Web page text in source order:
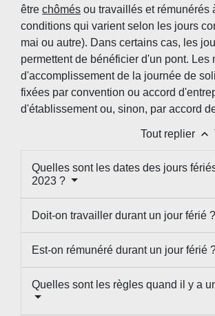
être chômés ou travaillés et rémunérés
conditions qui varient selon les jours
mai ou autre). Dans certains cas, les
permettent de bénéficier d'un pont. Les
d'accomplissement de la journée de
fixées par convention ou accord
d'établissement ou, sinon, par accord
Tout replier keyboard_arrow_up
Quelles sont les dates des jours
2023 ?
Doit-on travailler durant un jour férié ?
Est-on rémunéré durant un jour férié
Quelles sont les règles quand il y a